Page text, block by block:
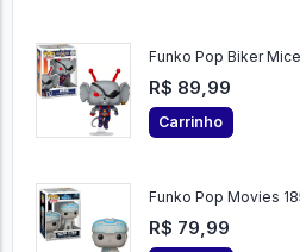
Funko Pop Biker
R$ 89,99
Carrinho
Funko Pop Movies
R$ 79,99